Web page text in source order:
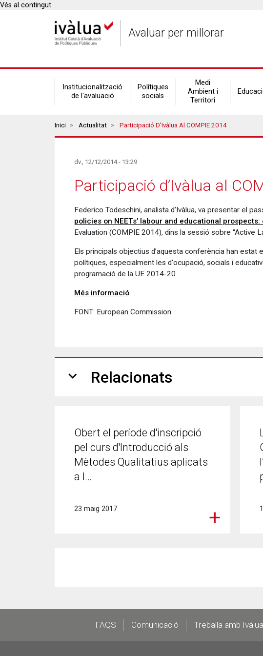
Vés al contingut
Avaluar per millorar
Secondary
navigation
Institucionalització
de l'avaluació
Polítiques
socials
Medi
Ambient i
Territori
Breadcrumbs
Inici Actualitat Participació D’Ivàlua Al COMPIE 2014
dv., 12/12/2014 - 13:29
Participació d’Ivàlua al
Federico Todeschini, analista d’Ivàlua, va presentar el
policies on NEETs’ labour and educational
Evaluation (COMPIE 2014), dins la sessió sobre “Active
Els principals objectius d’aquesta conferència han
polítiques, especialment les d'ocupació, socials i
programació de la UE 2014-20.
Més informació
FONT: European Commission
expand_more Relacionats
Obert el període d'inscripció
pel curs d'Introducció als
Mètodes Qualitatius aplicats
a l…
23 maig 2017
FooterFAQS Comunicació Treballa amb Ivàlua